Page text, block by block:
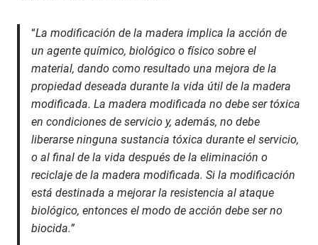
“La modificación de la madera implica la acción de
un agente químico, biológico o físico sobre el
material, dando como resultado una mejora de la
propiedad deseada durante la vida útil de la madera
modificada. La madera modificada no debe ser tóxica
en condiciones de servicio y, además, no debe
liberarse ninguna sustancia tóxica durante el servicio,
o al final de la vida después de la eliminación o
reciclaje de la madera modificada. Si la modificación
está destinada a mejorar la resistencia al ataque
biológico, entonces el modo de acción debe ser no
biocida.”